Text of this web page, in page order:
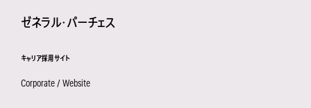
ゼネラル・パーチェス
キャリア採用サイト
Corporate / Website